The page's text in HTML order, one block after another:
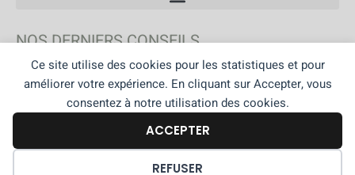
Ce site utilise des cookies pour les statistiques et pour
améliorer votre expérience. En cliquant sur Accepter, vous
consentez à notre utilisation des cookies.
ACCEPTER
REFUSER
PRÉFÉRENCES DES COOKIES
NOS DERNIERS CONSEILS
DÉCOUVREZ NOS CONSEILS
© Group MCD –Plan du site–CGV–Charte de confidentialité–